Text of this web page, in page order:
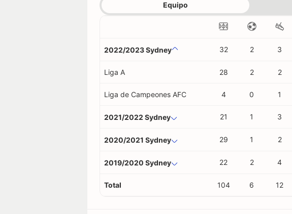
Equipo
2022/2023 Sydney 32 2 3
Liga A 28 2 2
Liga de Campeones AFC 4 0 1
2021/2022 Sydney 21 1 3
2020/2021 Sydney 29 1 2
2019/2020 Sydney 22 2 4
Total 104 6 12